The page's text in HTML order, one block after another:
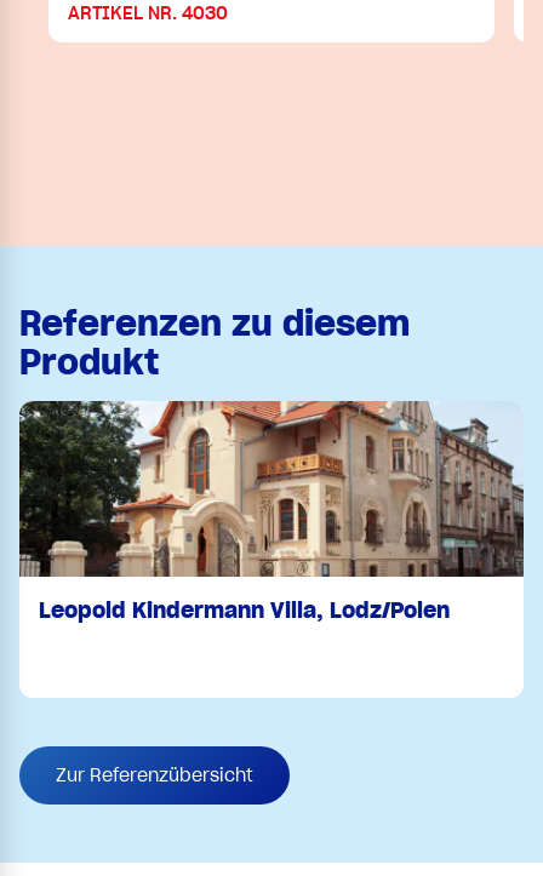
ARTIKEL NR. 4030
Referenzen zu diesem
Produkt
Leopold Kindermann Villa, Lodz/Polen
Zur Referenzübersicht